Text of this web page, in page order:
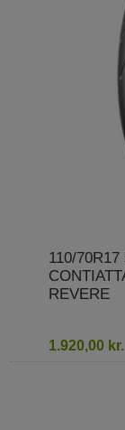
110/
REVERE
1.920,00 kr.